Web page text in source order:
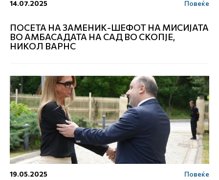
14.07.2025 Повеќе
ПОСЕТА НА ЗАМЕНИК-ШЕФОТ НА МИСИЈАТА
ВО АМБАСАДАТА НА САД ВО СКОПЈЕ,
НИКОЛ ВАРНС
19.05.2025 Повеќе